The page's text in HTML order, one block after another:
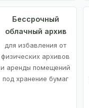
Бессрочный
облачный архив
для избавления от
физических архивов
и аренды помещений
под хранение бумаг